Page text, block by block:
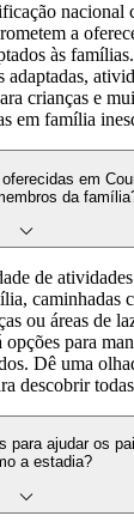
nacional
a
às
adaptadas,
crianças e
em família
em
da
de
caminhadas
ou áreas de
para
Dê uma
descobrir
para ajudar os
a estadia?